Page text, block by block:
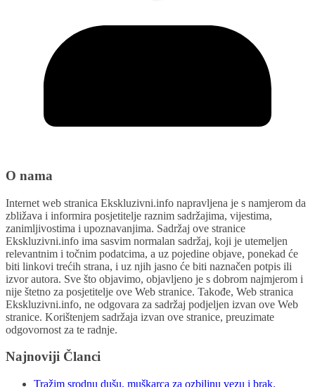
O nama
Internet web stranica Ekskluzivni.info napravljena je s namjerom da
zbližava i informira posjetitelje raznim sadržajima, vijestima,
zanimljivostima i upoznavanjima. Sadržaj ove stranice
Ekskluzivni.info ima sasvim normalan sadržaj, koji je utemeljen
relevantnim i točnim podatcima, a uz pojedine objave, ponekad će
biti linkovi trećih strana, i uz njih jasno će biti naznačen potpis ili
izvor autora. Sve što objavimo, objavljeno je s dobrom najmjerom i
nije štetno za posjetitelje ove Web stranice. Takođe, Web stranica
Ekskluzivni.info, ne odgovara za sadržaj podjeljen izvan ove Web
stranice. Korištenjem sadržaja izvan ove stranice, preuzimate
odgovornost za te radnje.
Najnoviji Članci
Tražim srodnu dušu, muškarca za ozbiljnu vezu i brak.